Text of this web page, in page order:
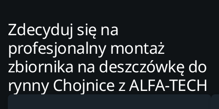
Zdecyduj się na
profesjonalny montaż
zbiornika na deszczówkę do
rynny Chojnice z ALFA-TECH